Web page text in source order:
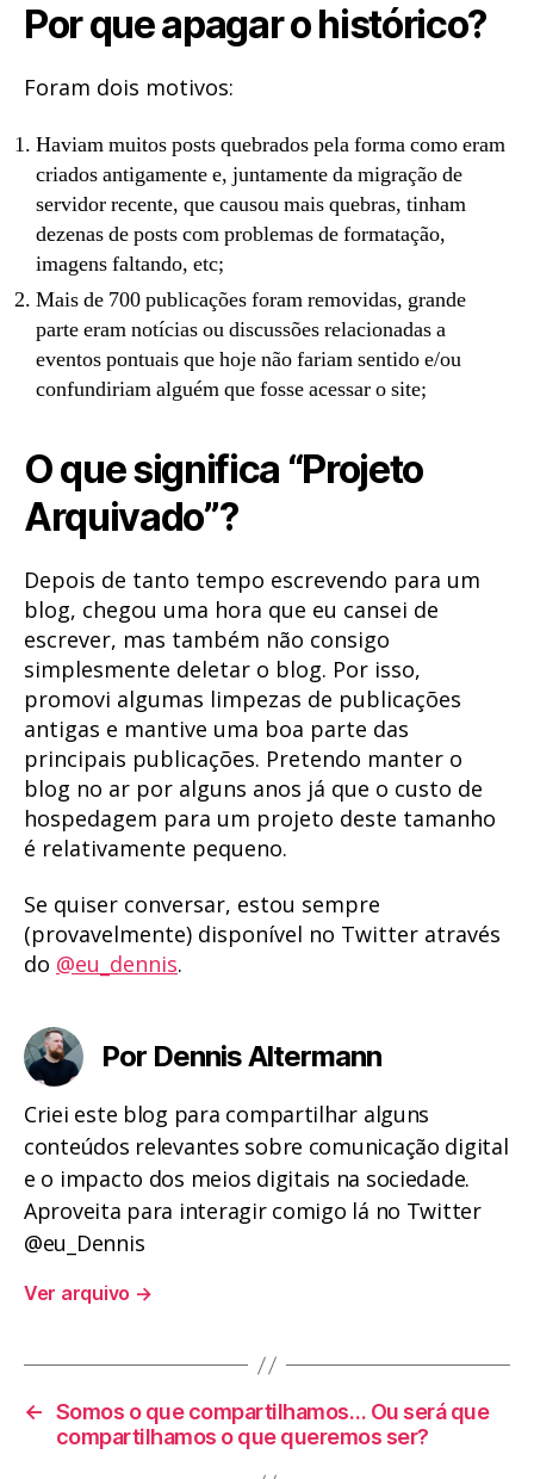
Por que apagar o histórico?
Foram dois motivos:
Haviam muitos posts quebrados pela forma como eram
criados antigamente e, juntamente da migração de
servidor recente, que causou mais quebras, tinham
dezenas de posts com problemas de formatação,
imagens faltando, etc;
Mais de 700 publicações foram removidas, grande
parte eram notícias ou discussões relacionadas a
eventos pontuais que hoje não fariam sentido e/ou
confundiriam alguém que fosse acessar o site;
O que significa “Projeto
Arquivado”?
Depois de tanto tempo escrevendo para um
blog, chegou uma hora que eu cansei de
escrever, mas também não consigo
simplesmente deletar o blog. Por isso,
promovi algumas limpezas de publicações
antigas e mantive uma boa parte das
principais publicações. Pretendo manter o
blog no ar por alguns anos já que o custo de
hospedagem para um projeto deste tamanho
é relativamente pequeno.
Se quiser conversar, estou sempre
(provavelmente) disponível no Twitter através
do @eu_dennis.
Por Dennis Altermann
Criei este blog para compartilhar alguns
conteúdos relevantes sobre comunicação digital
e o impacto dos meios digitais na sociedade.
Aproveita para interagir comigo lá no Twitter
@eu_Dennis
Ver arquivo →
← Somos o que compartilhamos… Ou será que
compartilhamos o que queremos ser?